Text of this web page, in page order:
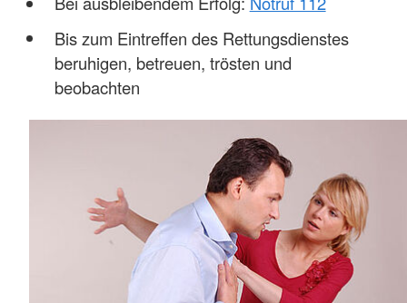
Bis zum Eintreffen des Rettungsdienstes
beruhigen, betreuen, trösten und
beobachten